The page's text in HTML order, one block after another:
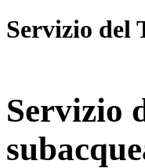
Servizio del
Servizio